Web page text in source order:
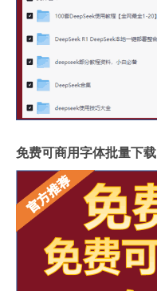
免费可商用字体批量下载